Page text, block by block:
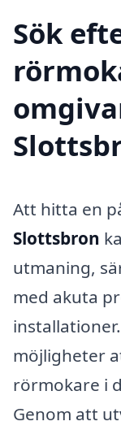
Sök
Att hitta en
Slottsbron
utmaning,
med akuta
möjligheter
rörmokare i
Genom att